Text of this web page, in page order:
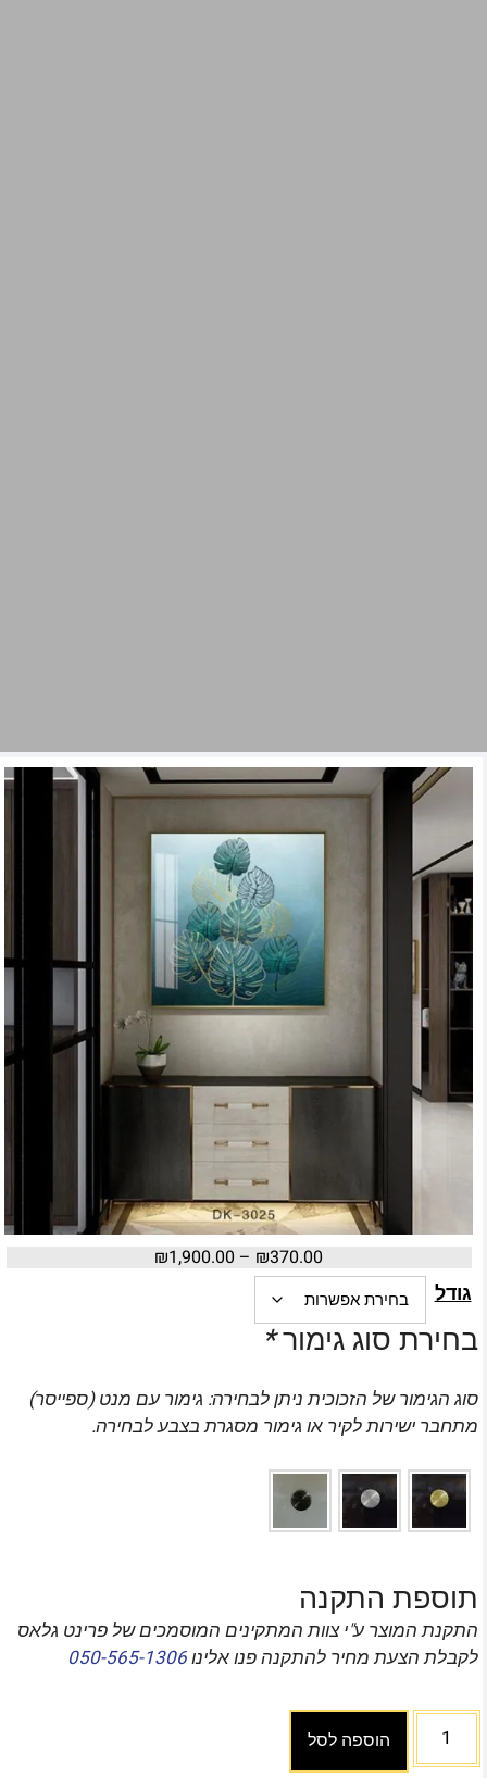
₪370.00
–
₪1,900.00
גודל
בחירת סוג גימור*
סוג הגימור של הזכוכית ניתן לבחירה: גימור עם מנט (ספייסר)
מתחבר ישירות לקיר או גימור מסגרת בצבע לבחירה.
תוספת התקנה
התקנת המוצר ע"י צוות המתקינים המוסמכים של פרינט גלאס
לקבלת הצעת מחיר להתקנה פנו אלינו050-565-1306
הוספה לסל